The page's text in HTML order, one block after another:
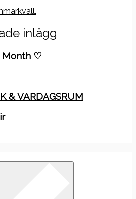
inlägg
Month ♡
& VARDAGSRUM